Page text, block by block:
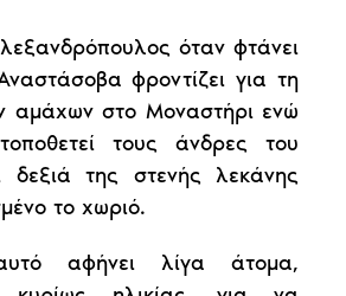
όταν φτάνει
φροντίζει για τη
αμάχων στο Μοναστήρι ενώ
τους άνδρες του
δεξιά της στενής λεκάνης
το χωριό.
αφήνει λίγα άτομα,